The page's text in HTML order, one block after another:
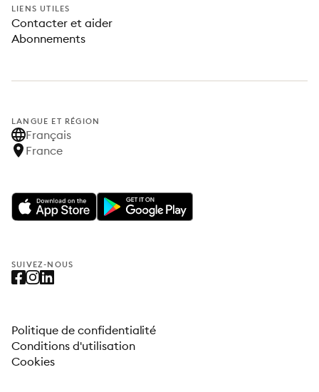
LIENS UTILES
Contacter et aider
Abonnements
LANGUE ET RÉGION
Français
France
SUIVEZ-NOUS
Politique de confidentialité
Conditions d'utilisation
Cookies